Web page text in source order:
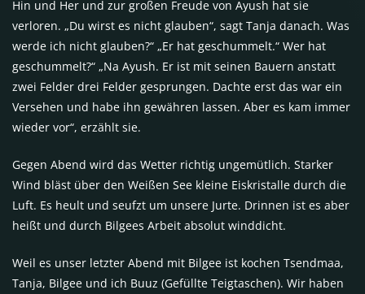
Hin und Her und zur großen Freude von Ayush hat sie
verloren. „Du wirst es nicht glauben“, sagt Tanja danach. Was
werde ich nicht glauben?“ „Er hat geschummelt.“ Wer hat
geschummelt?“ „Na Ayush. Er ist mit seinen Bauern anstatt
zwei Felder drei Felder gesprungen. Dachte erst das war ein
Versehen und habe ihn gewähren lassen. Aber es kam immer
wieder vor“, erzählt sie.
Gegen Abend wird das Wetter richtig ungemütlich. Starker
Wind bläst über den Weißen See kleine Eiskristalle durch die
Luft. Es heult und seufzt um unsere Jurte. Drinnen ist es aber
heißt und durch Bilgees Arbeit absolut winddicht.
Weil es unser letzter Abend mit Bilgee ist kochen Tsendmaa,
Tanja, Bilgee und ich Buuz (Gefüllte Teigtaschen). Wir haben